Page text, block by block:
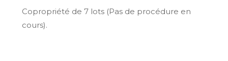
Copropriété de 7 lots (Pas de procédure en
cours).